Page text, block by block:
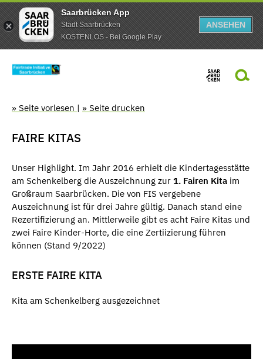
Saarbrücken App
Stadt Saarbrücken
KOSTENLOS - Bei Google Play
ANSEHEN
» Seite vorlesen | » Seite drucken
FAIRE KITAS
Unser Highlight. Im Jahr 2016 erhielt die Kindertagesstätte
am Schenkelberg die Auszeichnung zur 1. Fairen Kita im
Großraum Saarbrücken. Die von FIS vergebene
Auszeichnung ist für drei Jahre gültig. Danach stand eine
Rezertifizierung an. Mittlerweile gibt es acht Faire Kitas und
zwei Faire Kinder-Horte, die eine Zertiizierung führen
können (Stand 9/2022)
ERSTE FAIRE KITA
Kita am Schenkelberg ausgezeichnet